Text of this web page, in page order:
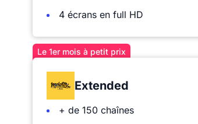
4 écrans en full HD
Le 1er mois à petit prix
Extended
+ de 150 chaînes